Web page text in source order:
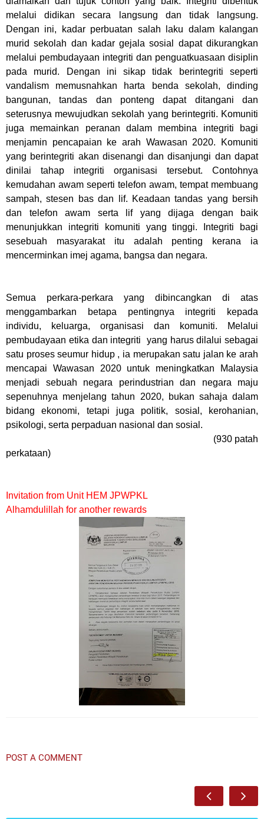
melalui didikan secara langsung dan tidak langsung.
Dengan ini, kadar perbuatan salah laku dalam kalangan
murid sekolah dan kadar gejala sosial dapat dikurangkan
melalui pembudayaan integriti dan penguatkuasaan disiplin
pada murid. Dengan ini sikap tidak berintegriti seperti
vandalism memusnahkan harta benda sekolah, dinding
bangunan, tandas dan ponteng dapat ditangani dan
seterusnya mewujudkan sekolah yang berintegriti. Komuniti
juga memainkan peranan dalam membina integriti bagi
menjamin pencapaian ke arah Wawasan 2020. Komuniti
yang berintegriti akan disenangi dan disanjungi dan dapat
dinilai tahap integriti organisasi tersebut. Contohnya
kemudahan awam seperti telefon awam, tempat membuang
sampah, stesen bas dan lif. Keadaan tandas yang bersih
dan telefon awam serta lif yang dijaga dengan baik
menunjukkan integriti komuniti yang tinggi. Integriti bagi
sesebuah masyarakat itu adalah penting kerana ia
mencerminkan imej agama, bangsa dan negara.
Semua perkara-perkara yang dibincangkan di atas
menggambarkan betapa pentingnya integriti kepada
individu, keluarga, organisasi dan komuniti. Melalui
pembudayaan etika dan integriti yang harus dilalui sebagai
satu proses seumur hidup , ia merupakan satu jalan ke arah
mencapai Wawasan 2020 untuk meningkatkan Malaysia
menjadi sebuah negara perindustrian dan negara maju
sepenuhnya menjelang tahun 2020, bukan sahaja dalam
bidang ekonomi, tetapi juga politik, sosial, kerohanian,
psikologi, serta perpaduan nasional dan sosial.
(930 patah
perkataan)
Invitation from Unit HEM JPWPKL
Alhamdulillah for another rewards
POST A COMMENT